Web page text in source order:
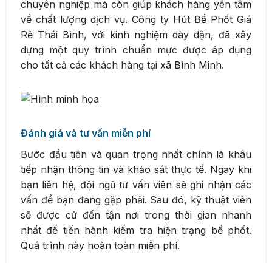
chuyên nghiệp mà còn giúp khách hàng yên tâm
về chất lượng dịch vụ. Công ty Hút Bể Phốt Giá
Rẻ Thái Bình, với kinh nghiệm dày dặn, đã xây
dựng một quy trình chuẩn mực được áp dụng
cho tất cả các khách hàng tại xã Bình Minh.
Đánh giá và tư vấn miễn phí
Bước đầu tiên và quan trọng nhất chính là khâu
tiếp nhận thông tin và khảo sát thực tế. Ngay khi
bạn liên hệ, đội ngũ tư vấn viên sẽ ghi nhận các
vấn đề bạn đang gặp phải. Sau đó, kỹ thuật viên
sẽ được cử đến tận nơi trong thời gian nhanh
nhất để tiến hành kiểm tra hiện trạng bể phốt.
Quá trình này hoàn toàn miễn phí.